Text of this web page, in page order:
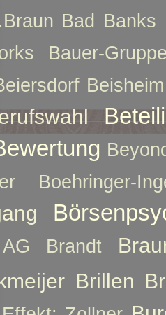
Bad Banks
Bauer-
Beisheim
Boehringer-
Brandt
Brillen